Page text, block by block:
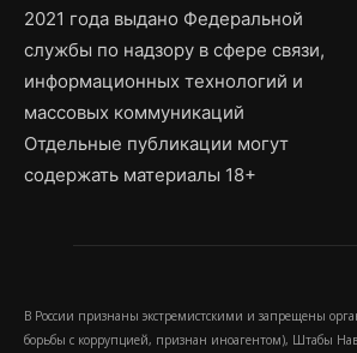
2021 года выдано Федеральной
службы по надзору в сфере связи,
информационных технологий и
массовых коммуникаций
Отдельные публикации могут
содержать материалы 18+
В России признаны экстремистскими и запрещены
борьбы с коррупцией, признан иноагентом), Штабы